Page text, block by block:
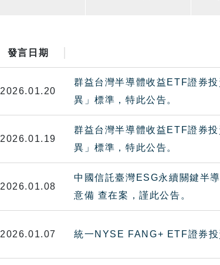
發言日期
2026.01.20
群益台灣半導體收益ETF證券
異」標準，特此公告。
2026.01.19
群益台灣半導體收益ETF證券
異」標準，特此公告。
2026.01.08
中國信託臺灣ESG永續關鍵半
意備 查在案，謹此公告。
2026.01.07 統一NYSE FANG+ ETF證券